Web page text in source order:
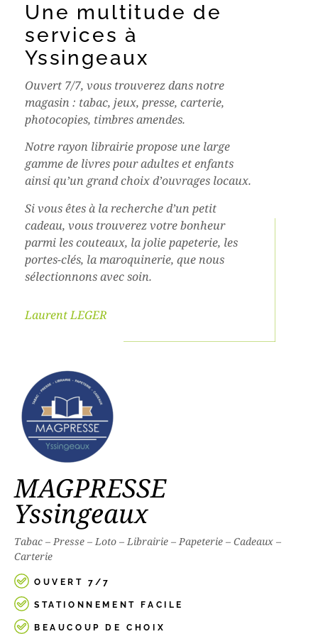
Une multitude de
services à
Yssingeaux
Ouvert 7/7, vous trouverez dans notre
magasin : tabac, jeux, presse, carterie,
photocopies, timbres amendes.
Notre rayon librairie propose une large
gamme de livres pour adultes et enfants
ainsi qu’un grand choix d’ouvrages locaux.
Si vous êtes à la recherche d’un petit
cadeau, vous trouverez votre bonheur
parmi les couteaux, la jolie papeterie, les
portes-clés, la maroquinerie, que nous
sélectionnons avec soin.
Laurent LEGER
MAGPRESSE
Yssingeaux
Tabac – Presse – Loto – Librairie – Papeterie – Cadeaux –
Carterie
OUVERT 7/7
STATIONNEMENT FACILE
BEAUCOUP DE CHOIX